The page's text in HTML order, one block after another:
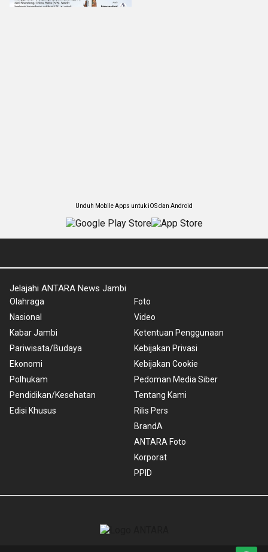
Unduh Mobile Apps untuk iOS dan Android
Jelajahi ANTARA News Jambi
Olahraga
Nasional
Kabar Jambi
Pariwisata/Budaya
Ekonomi
Polhukam
Pendidikan/Kesehatan
Edisi Khusus
Foto
Video
Ketentuan Penggunaan
Kebijakan Privasi
Kebijakan Cookie
Pedoman Media Siber
Tentang Kami
Rilis Pers
BrandA
ANTARA Foto
Korporat
PPID